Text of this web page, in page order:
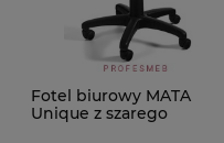
Fotel biurowy MATA
Unique z szarego